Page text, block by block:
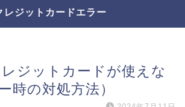
レジットカードエラー
ジットカードが使えな
時の対処方法）